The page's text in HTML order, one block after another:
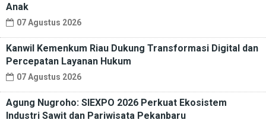
Anak
07 Agustus 2026
Kanwil Kemenkum Riau Dukung Transformasi Digital dan
Percepatan Layanan Hukum
07 Agustus 2026
Agung Nugroho: SIEXPO 2026 Perkuat Ekosistem
Industri Sawit dan Pariwisata Pekanbaru